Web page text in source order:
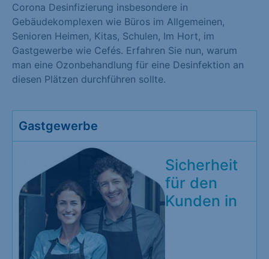
Corona Desinfizierung insbesondere in
Gebäudekomplexen wie Büros im Allgemeinen,
Senioren Heimen, Kitas, Schulen, Im Hort, im
Gastgewerbe wie Cefés. Erfahren Sie nun, warum
man eine Ozonbehandlung für eine Desinfektion an
diesen Plätzen durchführen sollte.
Gastgewerbe
Sicherheit
für den
Kunden in